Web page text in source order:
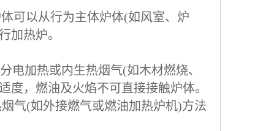
可以从行为主体炉体(如风室、炉
加热炉。
电加热或内生热烟气(如木材燃烧、
度，燃油及火焰不可直接接触炉体。
气(如外接燃气或燃油加热炉机)方法